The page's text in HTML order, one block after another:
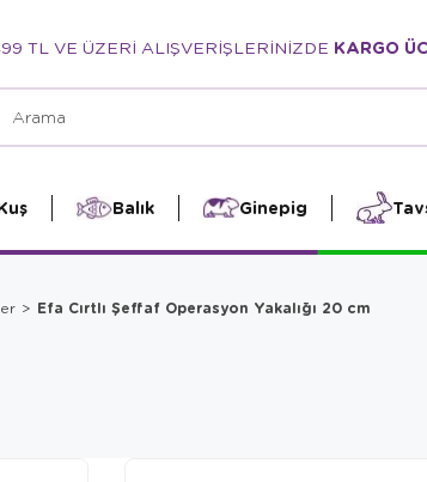
TL VE ÜZERİ ALIŞVERİŞLERİNİZDE KARGO
Balık Ginepig
Efa Cırtlı Şeffaf Operasyon Yakalığı 20 cm